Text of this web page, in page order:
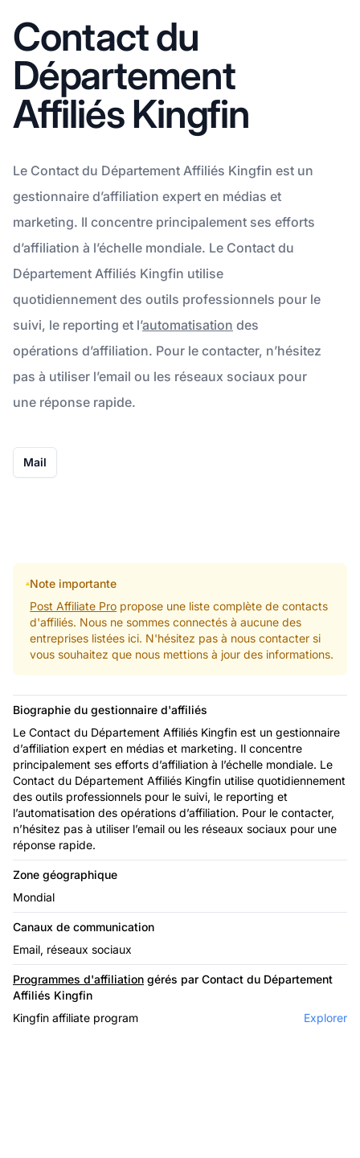
Contact du
Département
Affiliés Kingfin
Le Contact du Département Affiliés Kingfin est un
gestionnaire d’affiliation expert en médias et
marketing. Il concentre principalement ses efforts
d’affiliation à l’échelle mondiale. Le Contact du
Département Affiliés Kingfin utilise
quotidiennement des outils professionnels pour le
suivi, le reporting et l’automatisation des
opérations d’affiliation. Pour le contacter, n’hésitez
pas à utiliser l’email ou les réseaux sociaux pour
une réponse rapide.
Mail
Note importante
Post Affiliate Pro propose une liste complète de contacts
d'affiliés. Nous ne sommes connectés à aucune des
entreprises listées ici. N'hésitez pas à nous contacter si
vous souhaitez que nous mettions à jour des informations.
Biographie du gestionnaire d'affiliés
Le Contact du Département Affiliés Kingfin est un gestionnaire
d’affiliation expert en médias et marketing. Il concentre
principalement ses efforts d’affiliation à l’échelle mondiale. Le
Contact du Département Affiliés Kingfin utilise quotidiennement
des outils professionnels pour le suivi, le reporting et
l’automatisation des opérations d’affiliation. Pour le contacter,
n’hésitez pas à utiliser l’email ou les réseaux sociaux pour une
réponse rapide.
Zone géographique
Mondial
Canaux de communication
Email, réseaux sociaux
Programmes d'affiliation gérés par Contact du Département
Affiliés Kingfin
Kingfin affiliate program
Explorer